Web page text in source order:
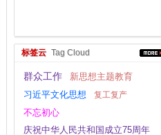
标签云 Tag Cloud
群众工作
新思想主题教育
习近平文化思想
复工复产
不忘初心
庆祝中华人民共和国成立75周年